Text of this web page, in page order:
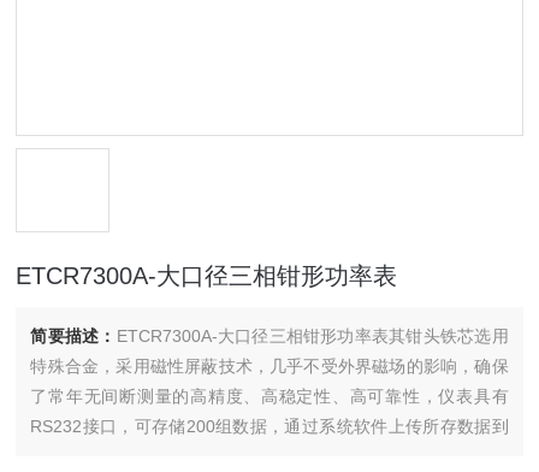
ETCR7300A-大口径三相钳形功率表
简要描述： ETCR7300A-大口径三相钳形功率表其钳头铁芯选用
特殊合金，采用磁性屏蔽技术，几乎不受外界磁场的影响，确保
了常年无间断测量的高精度、高稳定性、高可靠性，仪表具有
RS232接口，可存储200组数据，通过系统软件上传所存数据到